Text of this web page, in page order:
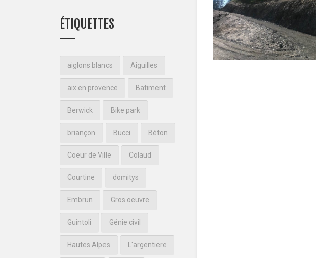
ÉTIQUETTES
aiglons blancs Aiguilles
aix en provence Batiment
Berwick Bike park
briançon Bucci Béton
Coeur de Ville Colaud
Courtine domitys
Embrun Gros oeuvre
Guintoli Génie civil
Hautes Alpes L'argentiere